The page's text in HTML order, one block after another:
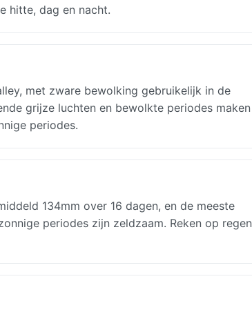
hitte, dag en nacht.
met zware bewolking gebruikelijk in de
grijze luchten en bewolkte periodes maken
periodes.
134mm over 16 dagen, en de meeste
periodes zijn zeldzaam. Reken op regen